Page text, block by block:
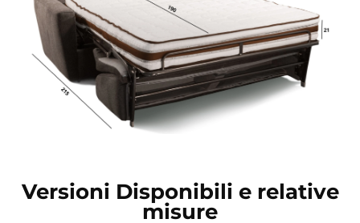
Versioni Disponibili e relative
misure